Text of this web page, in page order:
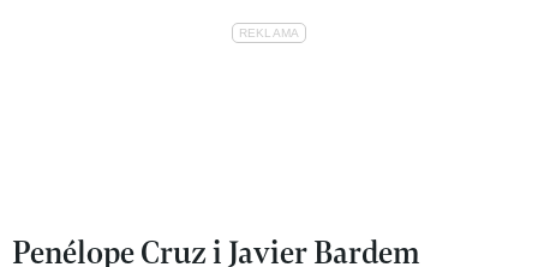
Penélope Cruz i Javier Bardem